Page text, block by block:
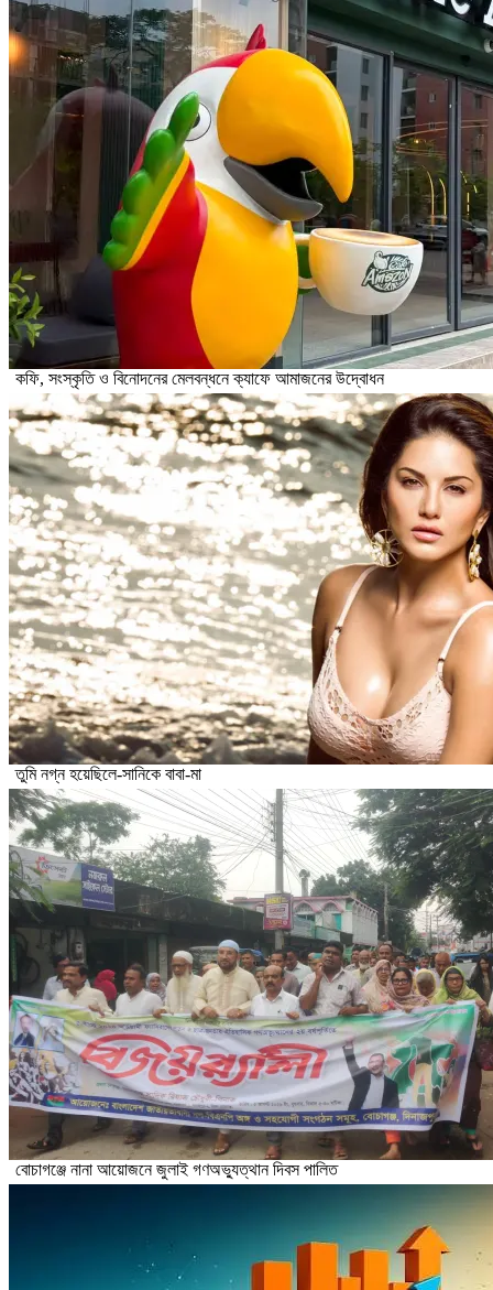
কফি, সংস্কৃতি ও বিনোদনের মেলবন্ধনে ক্যাফে আমাজনের উদ্বোধন
তুমি নগ্ন হয়েছিলে-সানিকে বাবা-মা
বোচাগঞ্জে নানা আয়োজনে জুলাই গণঅভ্যুত্থান দিবস পালিত